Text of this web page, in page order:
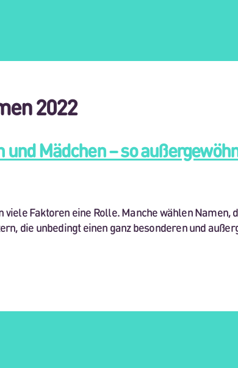
2022
Mädchen – so
Faktoren eine Rolle. Manche wählen Namen,
die unbedingt einen ganz besonderen und